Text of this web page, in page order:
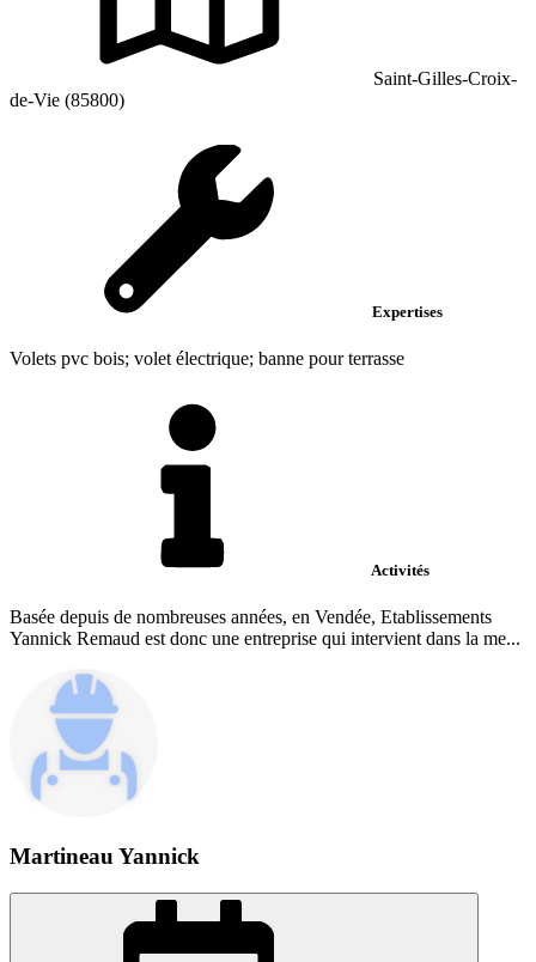
Saint-Gilles-Croix-
de-Vie (85800)
Expertises
Volets pvc bois; volet électrique; banne pour terrasse
Activités
Basée depuis de nombreuses années, en Vendée, Etablissements
Yannick Remaud est donc une entreprise qui intervient dans la me...
Martineau Yannick